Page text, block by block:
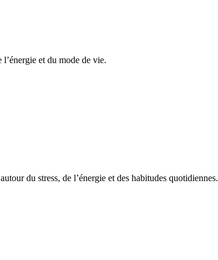
et du mode de vie.
du stress, de l’énergie et des habitudes quotidiennes.